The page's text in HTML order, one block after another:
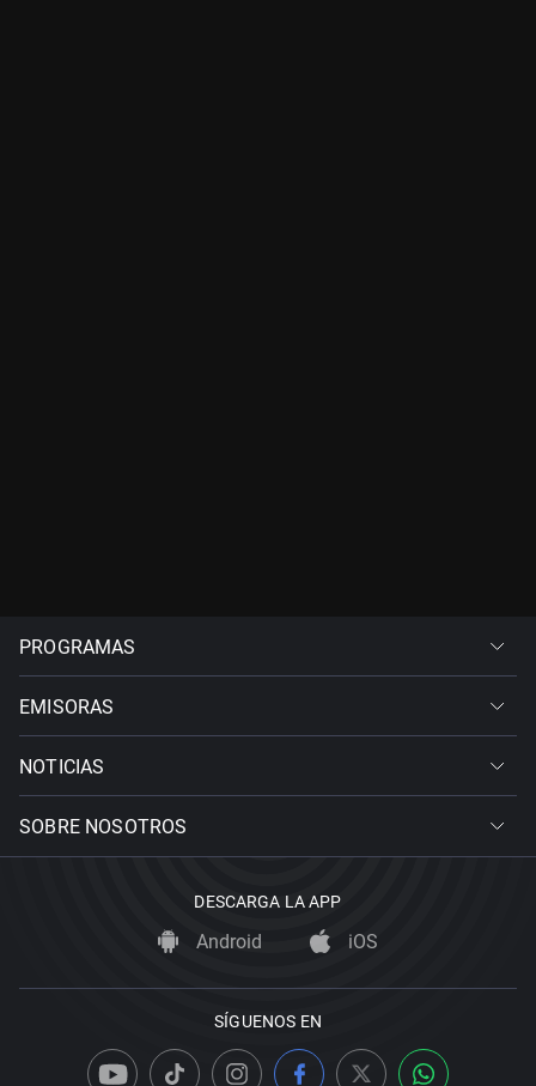
PROGRAMAS
EMISORAS
NOTICIAS
SOBRE NOSOTROS
DESCARGA LA APP
Android iOS
SÍGUENOS EN